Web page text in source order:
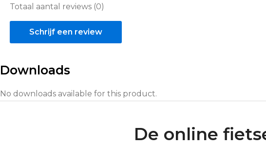
Totaal aantal reviews (0)
Schrijf een review
Downloads
No downloads available for this product.
De online